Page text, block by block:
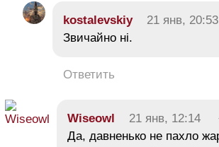
kostalevskiy 21 янв, 20:53
Звичайно ні.
Ответить
Wiseowl 21 янв, 12:14
Да, давненько не пахло